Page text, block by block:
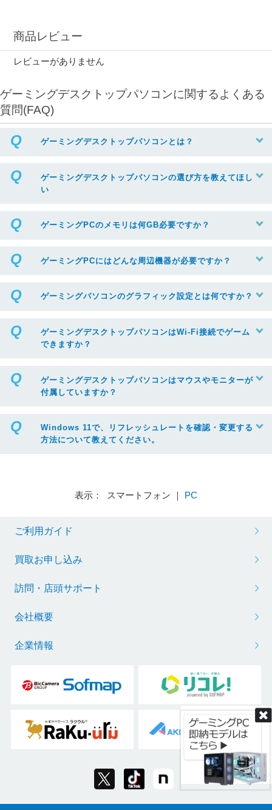
商品レビュー
レビューがありません
ゲーミングデスクトップパソコンに関するよくある
質問(FAQ)
ゲーミングデスクトップパソコンとは？
ゲーミングデスクトップパソコンの選び方を教えてほし
い
ゲーミングPCのメモリは何GB必要ですか？
ゲーミングPCにはどんな周辺機器が必要ですか？
ゲーミングパソコンのグラフィック設定とは何ですか？
ゲーミングデスクトップパソコンはWi-Fi接続でゲーム
できますか？
ゲーミングデスクトップパソコンはマウスやモニターが
付属していますか？
Windows 11で、リフレッシュレートを確認・変更する
方法について教えてください。
※リフレッシュレートを変更する場合は、ボックスから任意の項目をクリック
表示： スマートフォン ｜ PC
ご利用ガイド
買取お申し込み
訪問・店頭サポート
会社概要
企業情報